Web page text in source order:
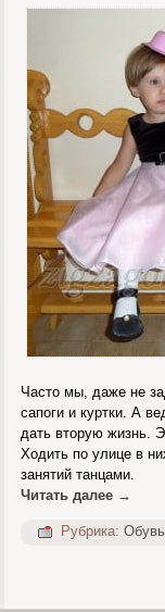
Часто мы, даже не
сапоги и куртки. А
дать вторую жизнь.
Ходить по улице в
занятий танцами.
Читать далее →
Рубрика: Обувь